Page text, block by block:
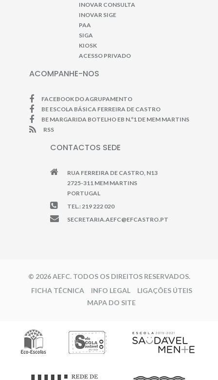
INOVAR CONSULTA
INOVAR SIGE
PAA
SIGA
KIOSK
ACESSO PRIVADO
ACOMPANHE-NOS
FACEBOOK DO AGRUPAMENTO
BE ESCOLA BÁSICA FERREIRA DE CASTRO
BE MARGARIDA BOTELHO EB N.º1 DE MEM MARTINS
RSS
CONTACTOS SEDE
RUA FERREIRA DE CASTRO, N13
2725-311 MEM MARTINS
PORTUGAL
TEL.: 219 222 020
SECRETARIA.AEFC@EFCASTRO.PT
© 2026 AEFC. TODOS OS DIREITOS RESERVADOS.
FICHA TÉCNICA
INFO LEGAL
LIGAÇÕES ÚTEIS
MAPA DO SITE